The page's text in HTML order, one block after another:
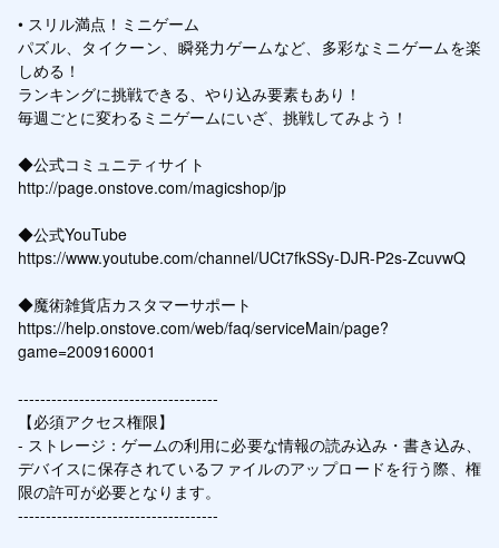
• スリル満点！ミニゲーム
パズル、タイクーン、瞬発力ゲームなど、多彩なミニゲームを楽
しめる！
ランキングに挑戦できる、やり込み要素もあり！
毎週ごとに変わるミニゲームにいざ、挑戦してみよう！
◆公式コミュニティサイト
http://page.onstove.com/magicshop/jp
◆公式YouTube
https://www.youtube.com/channel/UCt7fkSSy-DJR-P2s-ZcuvwQ
◆魔術雑貨店カスタマーサポート
https://help.onstove.com/web/faq/serviceMain/page?
game=2009160001
------------------------------------
【必須アクセス権限】
- ストレージ：ゲームの利用に必要な情報の読み込み・書き込み、
デバイスに保存されているファイルのアップロードを行う際、権
限の許可が必要となります。
------------------------------------